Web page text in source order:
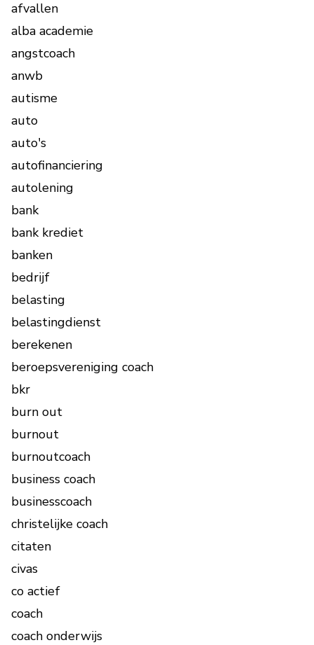
afvallen
alba academie
angstcoach
anwb
autisme
auto
auto's
autofinanciering
autolening
bank
bank krediet
banken
bedrijf
belasting
belastingdienst
berekenen
beroepsvereniging coach
bkr
burn out
burnout
burnoutcoach
business coach
businesscoach
christelijke coach
citaten
civas
co actief
coach
coach onderwijs